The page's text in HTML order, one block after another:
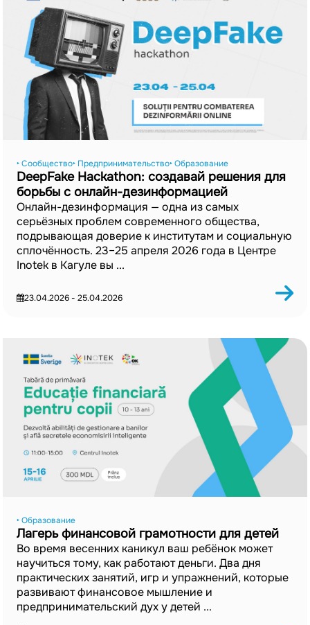
‣ Сообщество‣ Предпринимательство‣ Образование
DeepFake Hackathon: создавай решения для
борьбы с онлайн-дезинформацией
Онлайн-дезинформация — одна из самых
серьёзных проблем современного общества,
подрывающая доверие к институтам и социальную
сплочённость. 23–25 апреля 2026 года в Центре
Inotek в Кагуле вы ...
23.04.2026 - 25.04.2026
‣ Образование
Лагерь финансовой грамотности для детей
Во время весенних каникул ваш ребёнок может
научиться тому, как работают деньги. Два дня
практических занятий, игр и упражнений, которые
развивают финансовое мышление и
предпринимательский дух у детей ...